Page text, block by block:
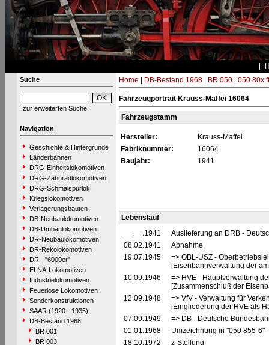
Suche
zur erweiterten Suche
Navigation
Geschichte & Hintergründe
Länderbahnen
DRG-Einheitslokomotiven
DRG-Zahnradlokomotiven
DRG-Schmalspurlok.
Kriegslokomotiven
Verlagerungsbauten
DB-Neubaulokomotiven
DB-Umbaulokomotiven
DR-Neubaulokomotiven
DR-Rekolokomotiven
DR - "6000er"
ELNA-Lokomotiven
Industrielokomotiven
Feuerlose Lokomotiven
Sonderkonstruktionen
SAAR (1920 - 1935)
DB-Bestand 1968
BR 001
BR 003
Home DB-Bestand 1968| BR 050| 050 80x ff
Fahrzeugportrait Krauss-Maffei 16064
Fahrzeugstamm
Hersteller:
Krauss-Maffei
Fabriknummer:
16064
Baujahr:
1941
Lebenslauf
__.__.1941
Auslieferung an DRB -
08.02.1941
Abnahme
19.07.1945
=> OBL-USZ -
[Eisenbahnverwaltung der
10.09.1946
=> HVE - Hauptverwaltung
[Zusammenschluß der
12.09.1948
=> VfV - Verwaltung für
[Eingliederung der HVE als
07.09.1949
=> DB - Deutsche
01.01.1968
Umzeichnung in "050 855-6"
18.10.1972
z-Stellung